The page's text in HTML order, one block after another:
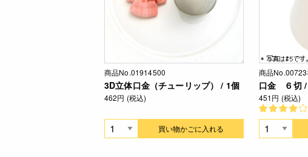
商品No.01914500
3D立体口金（チューリップ） / 1個
462円 (税込)
買い物かごに入れる
商品
口金 ６切 /
451円 (税込)